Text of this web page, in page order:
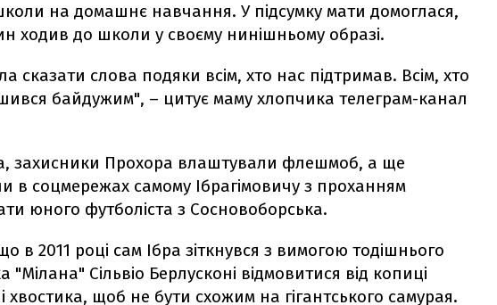
на домашнє навчання. У підсумку мати домоглася,
ходив до школи у своєму нинішньому образі.
сказати слова подяки всім, хто нас підтримав. Всім, хто
байдужим", – цитує маму хлопчика телеграм-канал
захисники Прохора влаштували флешмоб, а ще
в соцмережах самому Ібрагімовичу з проханням
юного футболіста з Сосновоборська.
в 2011 році сам Ібра зіткнувся з вимогою тодішнього
"Мілана" Сільвіо Берлусконі відмовитися від копиці
хвостика, щоб не бути схожим на гігантського самурая.